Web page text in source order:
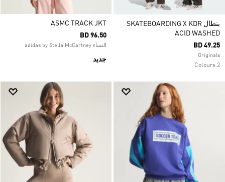
بنطال SKATEBOARDING X KDR
ACID WASHED
BD 49.25
Originals
2 Colours
ASMC TRACK JKT
BD 96.50
النساء adidas by Stella McCartney
جديد